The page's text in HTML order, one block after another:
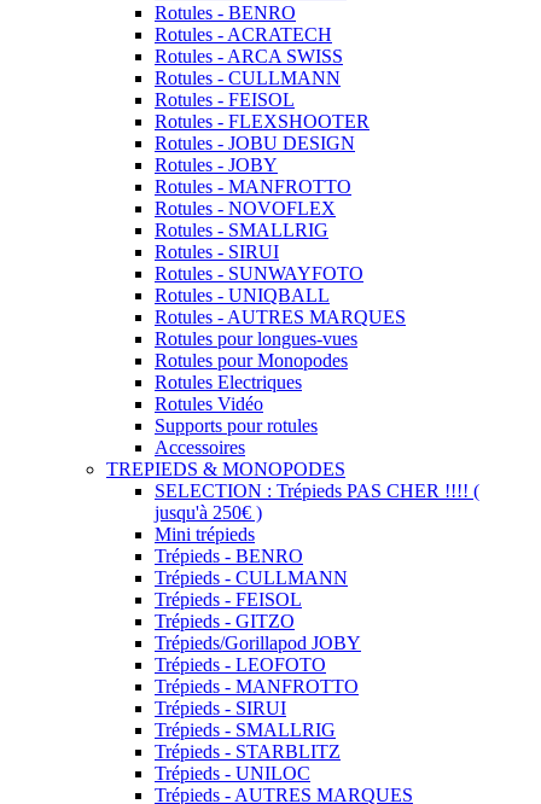
Rotules - BENRO
Rotules - ACRATECH
Rotules - ARCA SWISS
Rotules - CULLMANN
Rotules - FEISOL
Rotules - FLEXSHOOTER
Rotules - JOBU DESIGN
Rotules - JOBY
Rotules - MANFROTTO
Rotules - NOVOFLEX
Rotules - SMALLRIG
Rotules - SIRUI
Rotules - SUNWAYFOTO
Rotules - UNIQBALL
Rotules - AUTRES MARQUES
Rotules pour longues-vues
Rotules pour Monopodes
Rotules Electriques
Rotules Vidéo
Supports pour rotules
Accessoires
TREPIEDS & MONOPODES
SELECTION : Trépieds PAS CHER !!!! (
jusqu'à 250€ )
Mini trépieds
Trépieds - BENRO
Trépieds - CULLMANN
Trépieds - FEISOL
Trépieds - GITZO
Trépieds/Gorillapod JOBY
Trépieds - LEOFOTO
Trépieds - MANFROTTO
Trépieds - SIRUI
Trépieds - SMALLRIG
Trépieds - STARBLITZ
Trépieds - UNILOC
Trépieds - AUTRES MARQUES